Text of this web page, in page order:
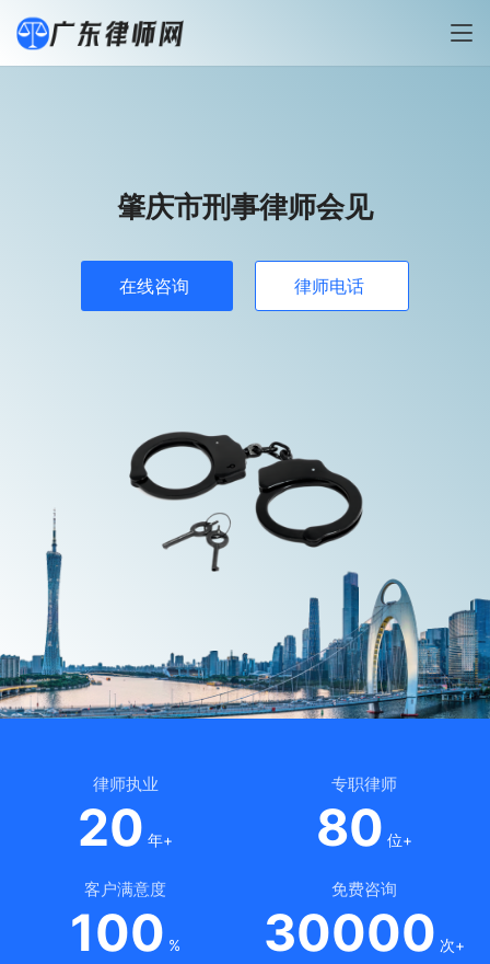
肇庆市刑事律师会见
在线咨询 律师电话
律师执业
20 年+
专职律师
80 位+
客户满意度
100 %
免费咨询
30000 次+